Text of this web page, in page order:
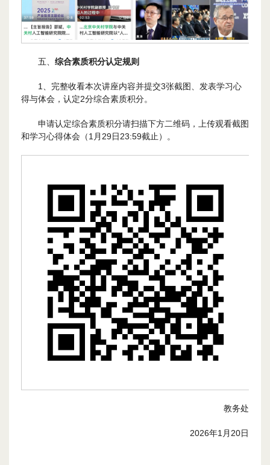
五、 综合素质积分认定规则
1、完整收看本次讲座内容并提交3张截图、发表学习心
得与体会，认定2分综合素质积分。
申请认定综合素质积分请扫描下方二维码，上传观看截图
和学习心得体会（1月29日23:59截止）。
教务处
2026年1月20日